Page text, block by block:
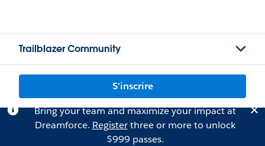
Trailblazer Community
S'inscrire
Bring your team and maximize your impact at
Dreamforce. Registerthree or more to unlock
$999 passes.